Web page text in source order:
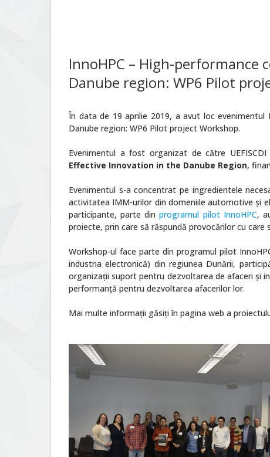
InnoHPC – High-
Danube region: WP6 Pilot
În data de 19 aprilie 2019, a avut loc
Danube region: WP6 Pilot project Workshop.
Evenimentul a fost organizat de către
Effective Innovation in the Danube Region,
Evenimentul s-a concentrat pe ingredientele
activitatea IMM-urilor din domeniile automotive și
participante, parte dinprogramul pilot InnoHPC,
proiecte, prin care să răspundă provocărilor cu care
Workshop-ul face parte din programul pilot
industria electronică) din regiunea Dunării,
organizații suport pentru dezvoltarea de afaceri și
performanță pentru dezvoltarea afacerilor lor.
Mai multe informaţii găsiţi în pagina web a